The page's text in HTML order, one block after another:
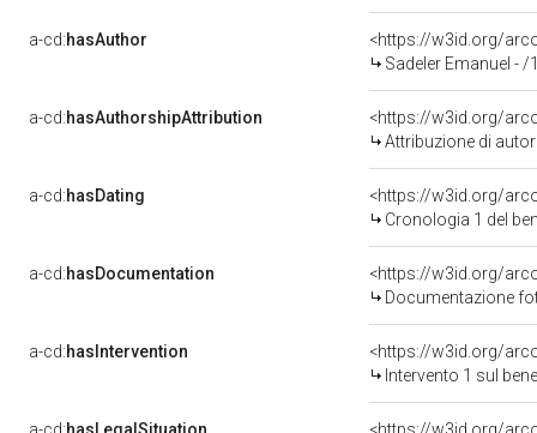
a-cd:hasAuthor
<https://w3id.org/
Sadeler Emanuel - /
a-cd:hasAuthorshipAttribution
<https://w3id.org/
Attribuzione di
a-cd:hasDating
<https://w3id.org/
Cronologia 1 del
a-cd:hasDocumentation
Documentazione
a-cd:hasIntervention
<https://w3id.org/
Intervento 1 sul